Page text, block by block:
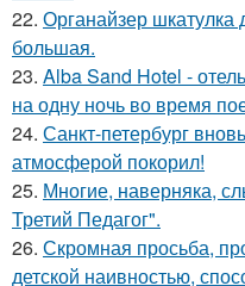
22. Органайзер
большая.
23. Alba Sand Hotel -
на одну ночь во время
24. Санкт-петербург
атмосферой покорил!
25. Многие, наверняка,
Третий Педагог".
26. Скромная просьба,
детской наивностью,